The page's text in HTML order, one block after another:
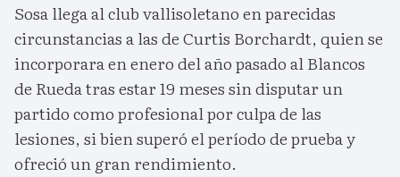
Sosa llega al club vallisoletano en parecidas
circunstancias a las de Curtis Borchardt, quien se
incorporara en enero del año pasado al Blancos
de Rueda tras estar 19 meses sin disputar un
partido como profesional por culpa de las
lesiones, si bien superó el período de prueba y
ofreció un gran rendimiento.